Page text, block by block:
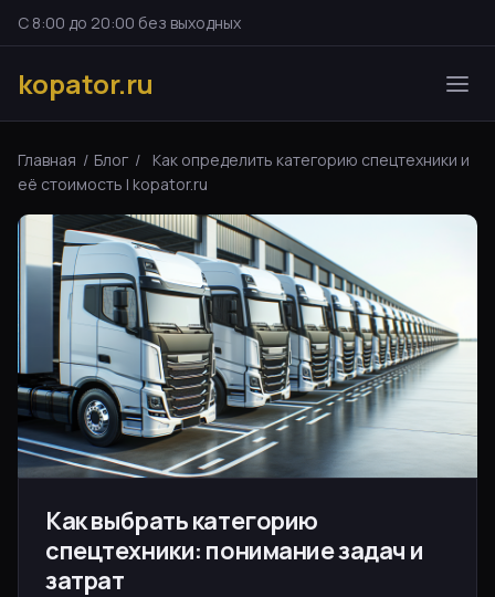
С 8:00 до 20:00 без выходных
kopator.ru
Главная / Блог /
Как определить категорию спецтехники и
её стоимость | kopator.ru
Как выбрать категорию
спецтехники: понимание задач и
затрат